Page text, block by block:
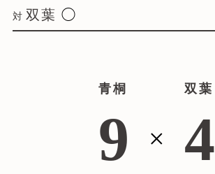
青桐野球部について
対 双葉 ◯
青桐
9 ×
双葉
4